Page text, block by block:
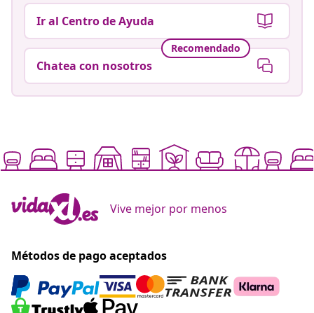
Ir al Centro de Ayuda
Recomendado
Chatea con nosotros
Vive mejor por menos
Métodos de pago aceptados